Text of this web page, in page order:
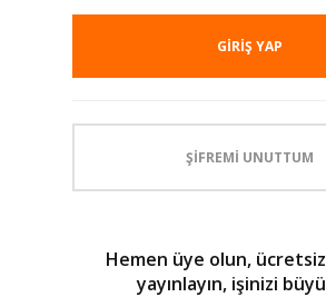
GIRIŞ YAP
ŞIFREMI UNUTTUM
Hemen üye olun, ücretsiz
yayınlayın, işinizi